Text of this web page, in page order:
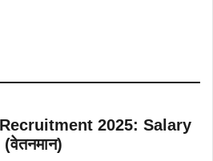
2025: Salary
(वेतनमान)